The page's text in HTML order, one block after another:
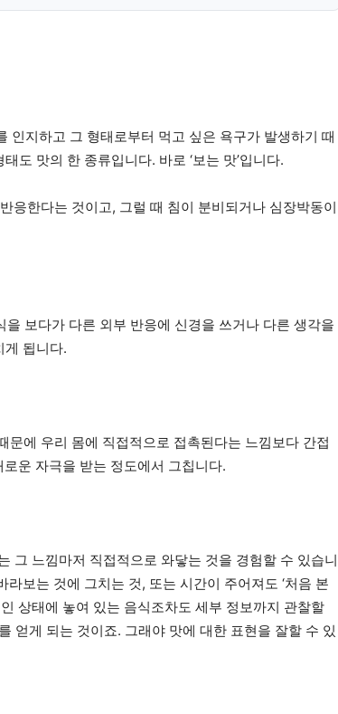
인지하고 그 형태로부터 먹고 싶은 욕구가 발생하기 때
도 맛의 한 종류입니다. 바로 ‘보는 맛’입니다.
응한다는 것이고, 그럴 때 침이 분비되거나 심장박동이
을 보다가 다른 외부 반응에 신경을 쓰거나 다른 생각을
게 됩니다.
문에 우리 몸에 직접적으로 접촉된다는 느낌보다 간접
운 자극을 받는 정도에서 그칩니다.
그 느낌마저 직접적으로 와닿는 것을 경험할 수 있습니
보는 것에 그치는 것, 또는 시간이 주어져도 ‘처음 본
상태에 놓여 있는 음식조차도 세부 정보까지 관찰할
얻게 되는 것이죠. 그래야 맛에 대한 표현을 잘할 수 있